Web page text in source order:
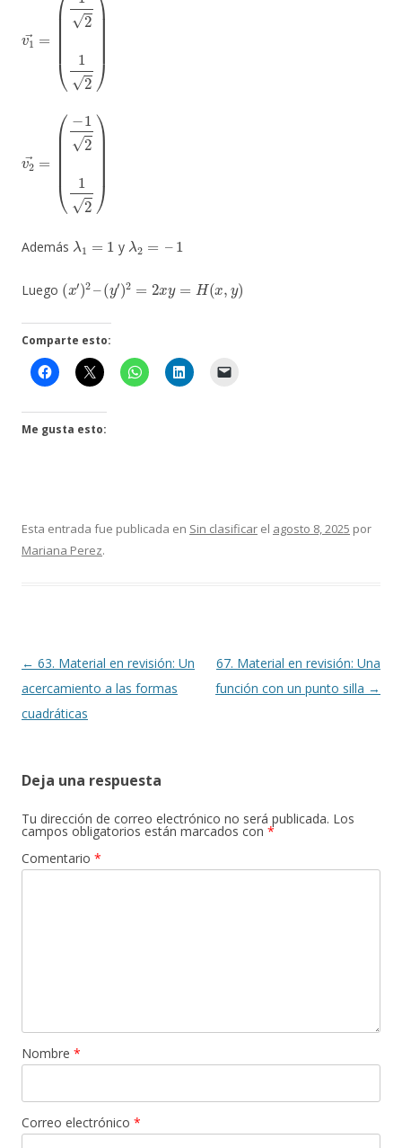
1 12 1
v2
(− )
Además
λ
y
λ
Luego
(x ′)2 y )2= xy ,y)
Comparte esto:
Me gusta esto:
Esta entrada fue publicada en Sin clasificar el agosto 8, 2025 por
Mariana Perez.
Navegación
de
entradas
← 63. Material en revisión: Un
acercamiento a las formas
cuadráticas
67. Material en revisión: Una
función con un punto silla →
Deja una respuesta
Tu dirección de correo electrónico no será publicada. Los
campos obligatorios están marcados con *
Comentario *
Nombre *
Correo electrónico *